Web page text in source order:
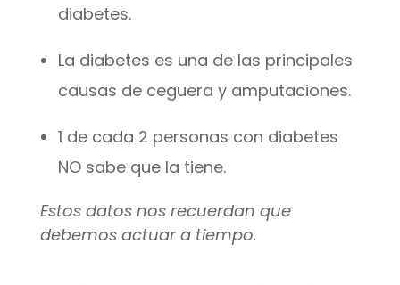
diabetes.
La diabetes es una de las principales
causas de ceguera y amputaciones.
1 de cada 2 personas con diabetes
NO sabe que la tiene.
Estos datos nos recuerdan que
debemos actuar a tiempo.